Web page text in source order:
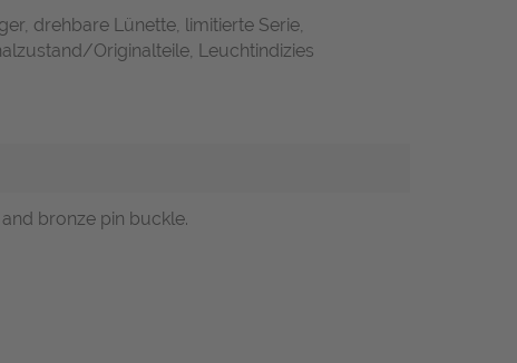
drehbare Lünette, limitierte Serie,
Originalteile, Leuchtindizies
bronze pin buckle.